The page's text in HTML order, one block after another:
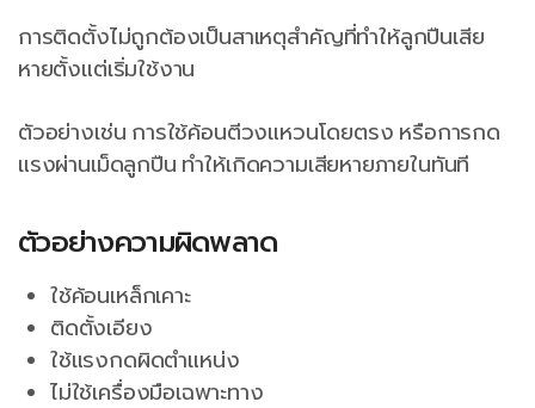
การติดตั้งไม่ถูกต้องเป็นสาเหตุสำคัญที่ทำให้ลูกปืนเสีย
หายตั้งแต่เริ่มใช้งาน
ตัวอย่างเช่น การใช้ค้อนตีวงแหวนโดยตรง หรือการกด
แรงผ่านเม็ดลูกปืน ทำให้เกิดความเสียหายภายในทันที
ตัวอย่างความผิดพลาด
ใช้ค้อนเหล็กเคาะ
ติดตั้งเอียง
ใช้แรงกดผิดตำแหน่ง
ไม่ใช้เครื่องมือเฉพาะทาง